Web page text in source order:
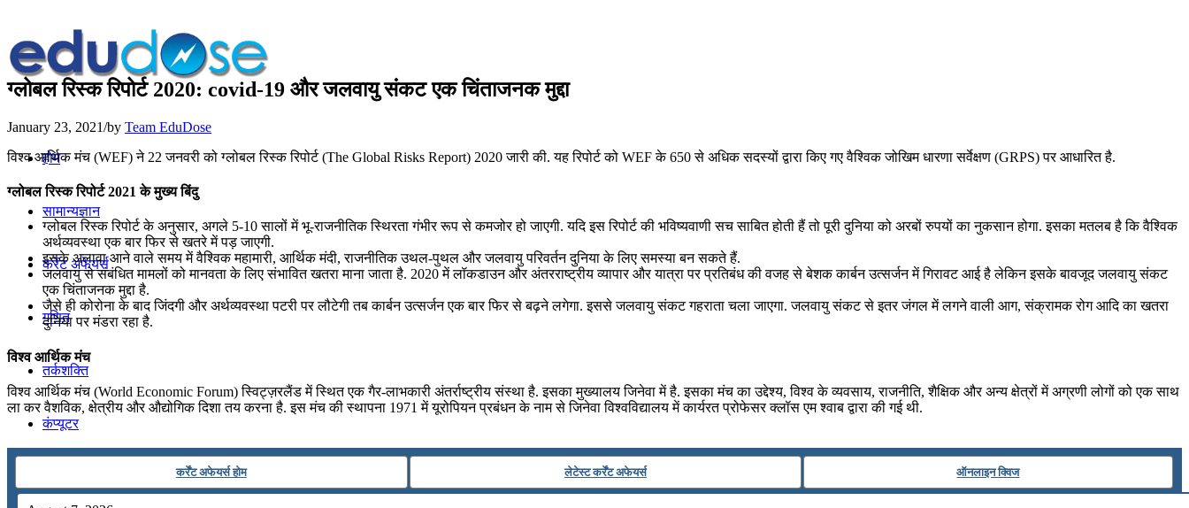
होम
सामान्यज्ञान
करेंट अफेयर्स
गणित
तर्कशक्ति
कंप्यूटर
ग्लोबल रिस्क रिपोर्ट 2020: covid-19 और जलवायु संकट एक चिंताजनक मुद्दा
January 23, 2021/by Team EduDose
विश्व आर्थिक मंच (WEF) ने 22 जनवरी को ग्लोबल रिस्क रिपोर्ट (The Global Risks Report) 2020 जारी की. यह रिपोर्ट को WEF के 650 से अधिक सदस्यों द्वारा किए गए वैश्विक जोखिम धारणा सर्वेक्षण (GRPS) पर आधारित है.
ग्लोबल रिस्क रिपोर्ट 2021 के मुख्य बिंदु
ग्लोबल रिस्क रिपोर्ट के अनुसार, अगले 5-10 सालों में भू-राजनीतिक स्थिरता गंभीर रूप से कमजोर हो जाएगी. यदि इस रिपोर्ट की भविष्यवाणी सच साबित होती हैं तो पूरी दुनिया को अरबों रुपयों का नुकसान होगा. इसका मतलब है कि वैश्विक
अर्थव्यवस्था एक बार फिर से खतरे में पड़ जाएगी.
इसके अलावा आने वाले समय में वैश्विक महामारी, आर्थिक मंदी, राजनीतिक उथल-पुथल और जलवायु परिवर्तन दुनिया के लिए समस्या बन सकते हैं.
जलवायु से संबंधित मामलों को मानवता के लिए संभावित खतरा माना जाता है. 2020 में लॉकडाउन और अंतरराष्ट्रीय व्यापार और यात्रा पर प्रतिबंध की वजह से बेशक कार्बन उत्सर्जन में गिरावट आई है लेकिन इसके बावजूद जलवायु संकट
एक चिंताजनक मुद्दा है.
जैसे ही कोरोना के बाद जिंदगी और अर्थव्यवस्था पटरी पर लौटेगी तब कार्बन उत्सर्जन एक बार फिर से बढ़ने लगेगा. इससे जलवायु संकट गहराता चला जाएगा. जलवायु संकट से इतर जंगल में लगने वाली आग, संक्रामक रोग आदि का खतरा
दुनिया पर मंडरा रहा है.
विश्व आर्थिक मंच
विश्व आर्थिक मंच (World Economic Forum) स्विट्ज़रलैंड में स्थित एक गैर-लाभकारी अंतर्राष्ट्रीय संस्था है. इसका मुख्यालय जिनेवा में है. इसका मंच का उद्देश्य, विश्व के व्यवसाय, राजनीति, शैक्षिक और अन्य क्षेत्रों में अग्रणी लोगों को एक साथ
ला कर वैशविक, क्षेत्रीय और औद्योगिक दिशा तय करना है. इस मंच की स्थापना 1971 में यूरोपियन प्रबंधन के नाम से जिनेवा विश्वविद्यालय में कार्यरत प्रोफेसर क्लॉस एम श्वाब द्वारा की गई थी.
कर्रेंट अफेयर्स होम लेटेस्ट कर्रेंट अफेयर्स ऑनलाइन क्विज